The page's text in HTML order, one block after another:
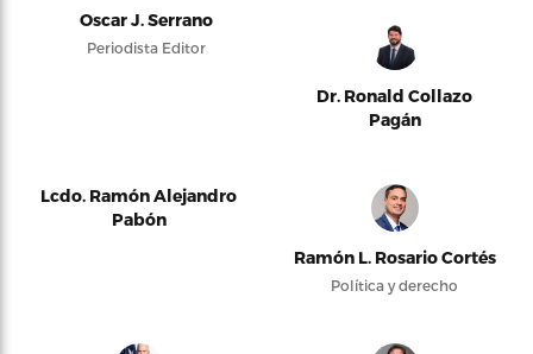
Oscar J. Serrano
Periodista Editor
Dr. Ronald Collazo
Pagán
Lcdo. Ramón Alejandro
Pabón
Ramón L. Rosario Cortés
Política y derecho